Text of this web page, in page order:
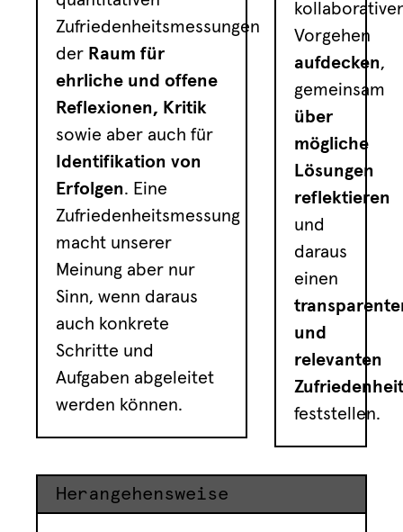
Zufriedenheitsmessungen
der Raum für
ehrliche und offene
Reflexionen, Kritik
sowie aber auch für
Identifikation von
Erfolgen. Eine
Zufriedenheitsmessung
macht unserer
Meinung aber nur
Sinn, wenn daraus
auch konkrete
Schritte und
Aufgaben abgeleitet
werden können.
Vorgehen
aufdecken,
gemeinsam
über
mögliche
Lösungen
reflektieren
und
daraus
einen
t
und
relevanten
feststellen.
Herangehensweise